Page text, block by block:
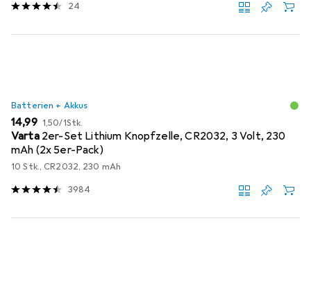
24
Batterien + Akkus
EUR
14,99 EUR
1,50/1Stk.
Varta 2er-Set Lithium Knopfzelle, CR2032, 3 Volt, 230
mAh (2x 5er-Pack)
10 Stk., CR2032, 230 mAh
3984